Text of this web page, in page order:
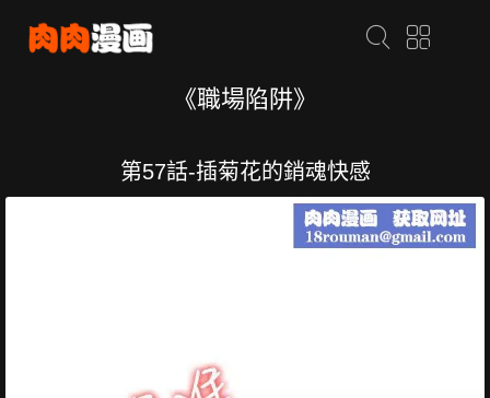
《職場陷阱》
第57話-插菊花的銷魂快感